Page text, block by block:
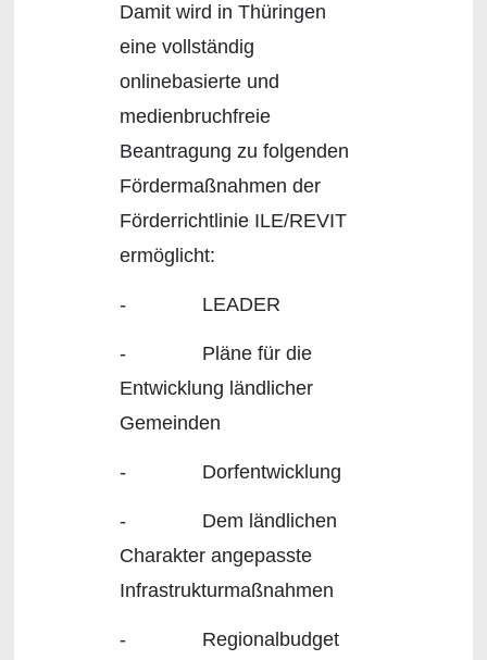
Damit wird in Thüringen
eine vollständig
onlinebasierte und
medienbruchfreie
Beantragung zu folgenden
Fördermaßnahmen der
Förderrichtlinie ILE/REVIT
ermöglicht:
- LEADER
- Pläne für die
Entwicklung ländlicher
Gemeinden
- Dorfentwicklung
- Dem ländlichen
Charakter angepasste
Infrastrukturmaßnahmen
- Regionalbudget